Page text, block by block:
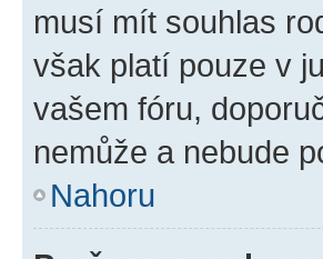
musí mít souhlas
však platí pouze v
vašem fóru,
nemůže a nebude
Nahoru